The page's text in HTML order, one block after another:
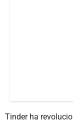
Tinder ha